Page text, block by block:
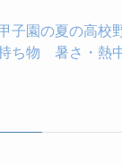
子園の夏の高校
ち物 暑さ・熱